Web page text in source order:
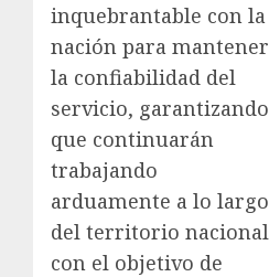
inquebrantable con la
nación para mantener
la confiabilidad del
servicio, garantizando
que continuarán
trabajando
arduamente a lo largo
del territorio nacional
con el objetivo de